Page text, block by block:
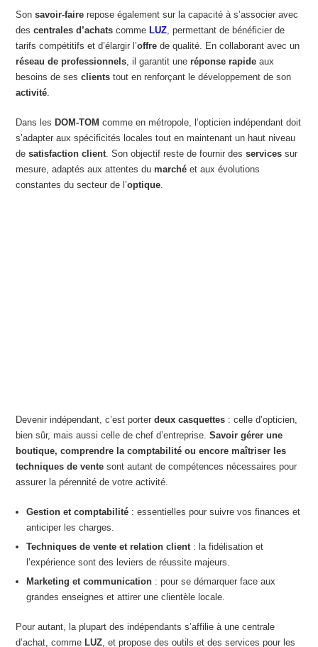
Sonsavoir-faire repose également sur la capacité à s’associer avec
descentrales d’achatscomme LUZ, permettant de bénéficier de
tarifs compétitifs et d’élargir l’offre de qualité. En collaborant avec un
réseau de professionnels, il garantit uneréponse rapide aux
besoins de sesclients tout en renforçant le développement de son
activité.
Dans les DOM-TOM comme en métropole, l’opticien indépendant doit
s’adapter aux spécificités locales tout en maintenant un haut niveau
desatisfaction client. Son objectif reste de fournir desservices sur
mesure, adaptés aux attentes dumarché et aux évolutions
constantes du secteur de l’optique.
Devenir indépendant, c’est porterdeux casquettes : celle d’opticien,
bien sûr, mais aussi celle de chef d’entreprise.Savoir gérer une
boutique, comprendre la comptabilité ou encore maîtriser les
techniques de vente sont autant de compétences nécessaires pour
assurer la pérennité de votre activité.
Gestion et comptabilité : essentielles pour suivre vos finances et
anticiper les charges.
Techniques de vente et relation client: la fidélisation et
l’expérience sont des leviers de réussite majeurs.
Marketing et communication : pour se démarquer face aux
grandes enseignes et attirer une clientèle locale.
Pour autant, la plupart des indépendants s’affilie à une centrale
d’achat, comme LUZ, et propose des outils et des services pour les